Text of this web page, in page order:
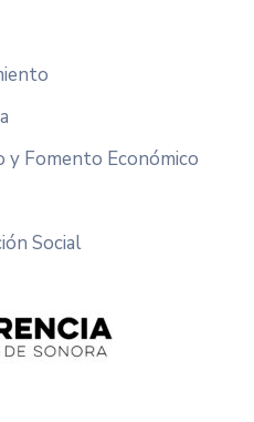
y Fomento Económico
Social